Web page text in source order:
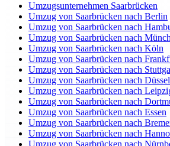
Umzugsunternehmen Saarbrücken
Umzug von Saarbrücken nach Berlin
Umzug von Saarbrücken nach
Umzug von Saarbrücken nach
Umzug von Saarbrücken nach Köln
Umzug von Saarbrücken nach
Umzug von Saarbrücken nach
Umzug von Saarbrücken nach
Umzug von Saarbrücken nach
Umzug von Saarbrücken nach
Umzug von Saarbrücken nach Essen
Umzug von Saarbrücken nach
Umzug von Saarbrücken nach
Umzug von Saarbrücken nach